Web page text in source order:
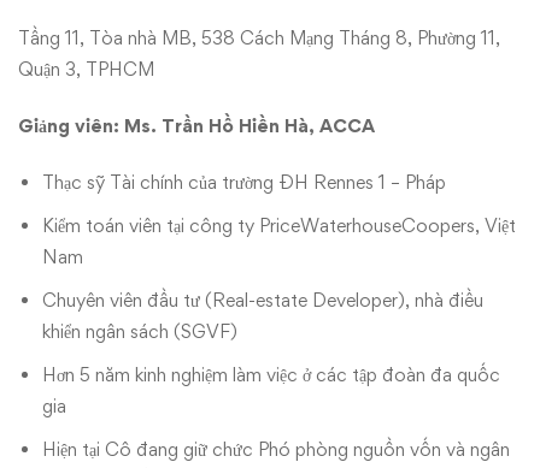
Tầng 11, Tòa nhà MB, 538 Cách Mạng Tháng 8, Phường 11,
Quận 3, TPHCM
Giảng viên: Ms. Trần Hồ Hiền Hà, ACCA
Thạc sỹ Tài chính của trường ĐH Rennes 1 – Pháp
Kiểm toán viên tại công ty PriceWaterhouseCoopers, Việt
Nam
Chuyên viên đầu tư (Real-estate Developer), nhà điều
khiển ngân sách (SGVF)
Hơn 5 năm kinh nghiệm làm việc ở các tập đoàn đa quốc
gia
Hiện tại Cô đang giữ chức Phó phòng nguồn vốn và ngân